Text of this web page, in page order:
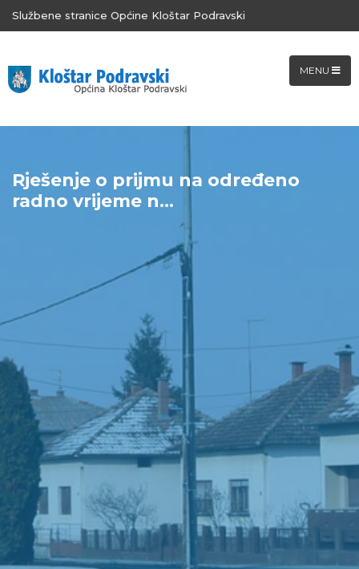
Službene stranice Općine Kloštar Podravski
MENU
Rješenje o prijmu na određeno
radno vrijeme n...